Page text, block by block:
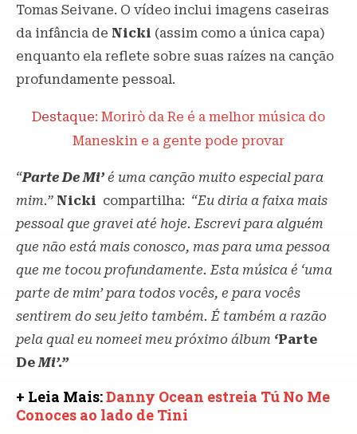
Tomas Seivane. O vídeo inclui imagens caseiras
da infância de Nicki (assim como a única capa)
enquanto ela reflete sobre suas raízes na canção
profundamente pessoal.
Destaque: Morirò da Re é a melhor música do
Maneskin e a gente pode provar
“Parte De Mi’ é uma canção muito especial para
mim.” Nicki compartilha: “Eu diria a faixa mais
pessoal que gravei até hoje. Escrevi para alguém
que não está mais conosco, mas para uma pessoa
que me tocou profundamente. Esta música é ‘uma
parte de mim’ para todos vocês, e para vocês
sentirem do seu jeito também. É também a razão
pela qual eu nomeei meu próximo álbum ‘Parte
De Mi’.”
+ Leia Mais:Danny Ocean estreia Tú No Me
Conoces ao lado de Tini